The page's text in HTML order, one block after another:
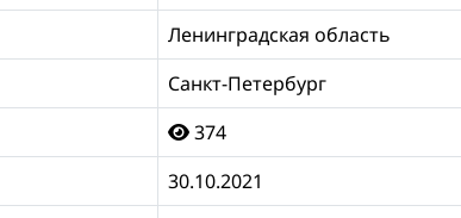
Ленинградская область
Санкт-Петербург
374
30.10.2021